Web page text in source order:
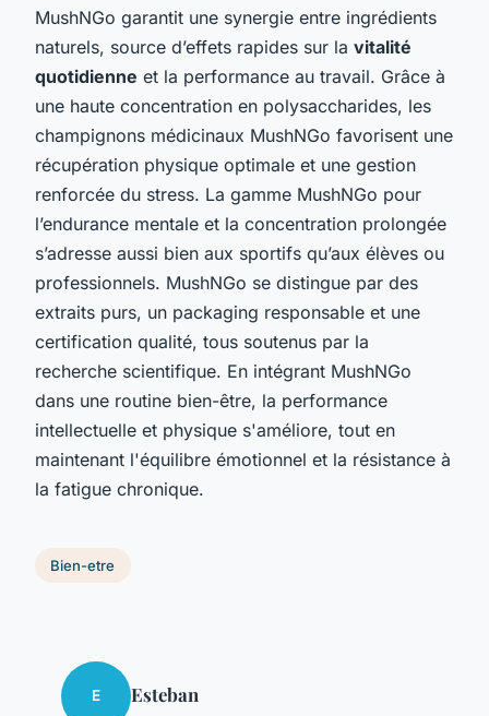
MushNGo garantit une synergie entre ingrédients
naturels, source d’effets rapides sur la vitalité
quotidienne et la performance au travail. Grâce à
une haute concentration en polysaccharides, les
champignons médicinaux MushNGo favorisent une
récupération physique optimale et une gestion
renforcée du stress. La gamme MushNGo pour
l’endurance mentale et la concentration prolongée
s’adresse aussi bien aux sportifs qu’aux élèves ou
professionnels. MushNGo se distingue par des
extraits purs, un packaging responsable et une
certification qualité, tous soutenus par la
recherche scientifique. En intégrant MushNGo
dans une routine bien-être, la performance
intellectuelle et physique s'améliore, tout en
maintenant l'équilibre émotionnel et la résistance à
la fatigue chronique.
Bien-etre
E Esteban